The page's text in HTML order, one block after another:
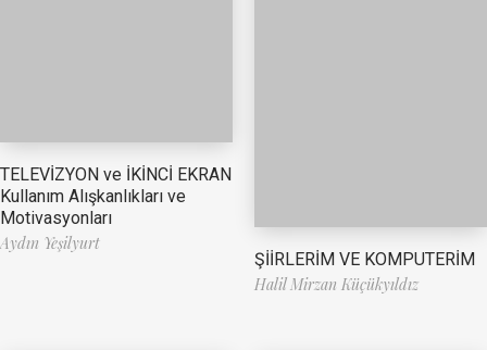
TELEVİZYON ve İKİNCİ EKRAN
Kullanım Alışkanlıkları ve
Motivasyonları
Aydın Yeşilyurt
ŞİİRLERİM VE KOMPUTERİM
Halil Mirzan Küçükyıldız